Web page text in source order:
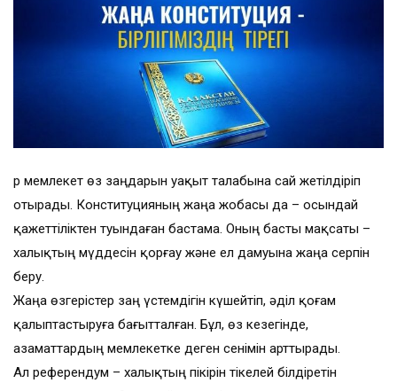
Әр мемлекет өз заңдарын уақыт талабына сай жетілдіріп
отырады. Конституцияның жаңа жобасы да – осындай
қажеттіліктен туындаған бастама. Оның басты мақсаты –
халықтың мүддесін қорғау және ел дамуына жаңа серпін
беру.
Жаңа өзгерістер заң үстемдігін күшейтіп, әділ қоғам
қалыптастыруға бағытталған. Бұл, өз кезегінде,
азаматтардың мемлекетке деген сенімін арттырады.
Ал референдум – халықтың пікірін тікелей білдіретін